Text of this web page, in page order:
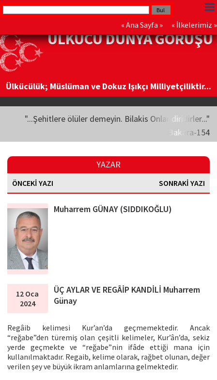
« Ana Sayfa » « İlkelerimiz »
ÜLKÜCÜ DÜNYA GÖRÜŞÜ
Ülkücülük; Müslüman ve Dokuz Işıkçı Milliyetçiliktir...
"...Şehitlere ölüler demeyin. Bilakis Onlar diridirler..."
Bakara-154
YAZAR
ÖNCEKİ YAZI SONRAKİ YAZI
Muharrem GÜNAY (SIDDIKOĞLU)
12 Oca
2024
ÜÇ AYLAR VE REGÂİP KANDİLİ Muharrem
Günay
Regâib kelimesi Kur’an’da geçmemektedir. Ancak
“reğabe”den türemiş olan çeşitli kelimeler, Kur’ân’da, sekiz
yerde geçmekte ve “reğabe”nin ifâde ettiği mana için
kullanılmaktadır. Regaib, kelime olarak, rağbet olunan, değer
verilen şey ve büyük ikram anlamlarına gelmektedir.